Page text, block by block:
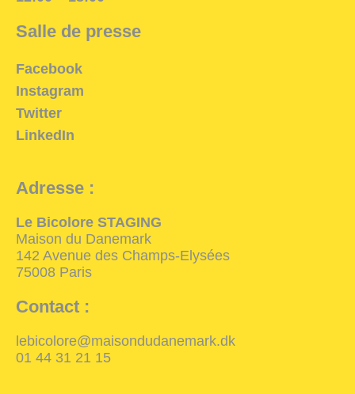
Salle de presse
Facebook
Instagram
Twitter
LinkedIn
Adresse :
Le Bicolore STAGING
Maison du Danemark
142 Avenue des Champs-Elysées
75008 Paris
Contact :
lebicolore@maisondudanemark.dk
01 44 31 21 15